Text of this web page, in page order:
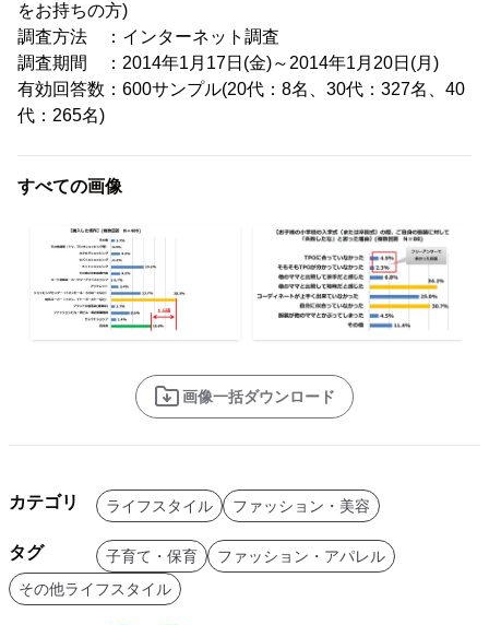
をお持ちの方)
調査方法 ：インターネット調査
調査期間 ：2014年1月17日(金)～2014年1月20日(月)
有効回答数：600サンプル(20代：8名、30代：327名、40
代：265名)
すべての画像
画像一括ダウンロード
カテゴリ ライフスタイル ファッション・美容
タグ 子育て・保育
ファッション・アパレル
その他ライフスタイル